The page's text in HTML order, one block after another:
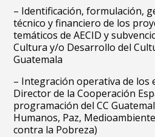
– Identificación, formulación,
técnico y financiero de los
temáticos de AECID y
Cultura y/o Desarrollo del
Guatemala
– Integración operativa de los
Director de la Cooperación
programación del CC
Humanos, Paz,
contra la Pobreza)